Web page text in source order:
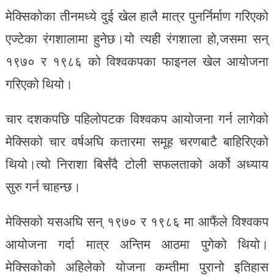
मेक्सिकोका तीनमध्ये दुई खेल हालै मात्र पुनर्निर्माण गरिएको
एज्टेका रंगशालामा हुनेछ।यो त्यही रंगशाला हो,जसमा सन्
१९७० र १९८६ को विश्वकपका फाइनल खेल आयोजना
गरिएको थियो।
चार दशकपछि पहिलोपटक विश्वकप आयोजना गर्न लागेको
मेक्सिको चार वर्षअघि कतारमा समूह चरणबाटै बाहिरिएको
थियो।त्यो निराशा बिर्संदै टोली सफलताको अर्को अध्याय
सुरु गर्न चाहन्छ।
मेक्सिको यसअघि सन् १९७० र १९८६ मा आफैंले विश्वकप
आयोजना गर्दा मात्र अन्तिम आठमा पुगेको थियो।
मेक्सिकोको अहिलेको योजना कम्तीमा पुरानो इतिहास